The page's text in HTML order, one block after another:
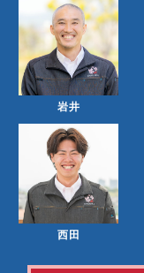
岩井
西田